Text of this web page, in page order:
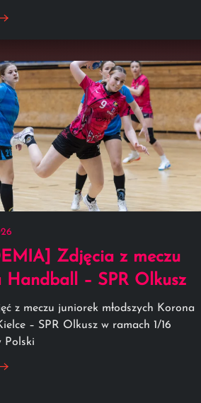
Zdjęcia z meczu
Handball – SPR Olkusz
z meczu juniorek młodszych Korona
– SPR Olkusz w ramach 1/16
Polski